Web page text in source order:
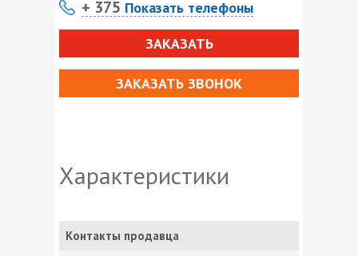
+ 375 Показать телефоны
ЗАКАЗАТЬ
ЗАКАЗАТЬ ЗВОНОК
Характеристики
Контакты продавца